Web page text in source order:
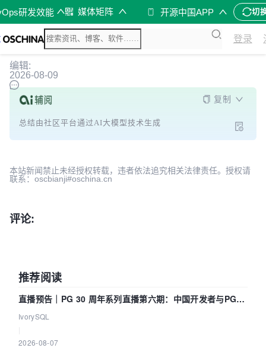
研发效能 媒体矩阵 开源中国APP 切
登录
编辑:
2026-08-09
复制
总结由社区平台通过AI大模型技术生成
本站新闻禁止未经授权转载，违者依法追究相关法律责任。授权请
联系：oscbianji#oschina.cn
评论:
推荐阅读
直播预告｜PG 30 周年系列直播第六期：中国开发者与PG内
核——我们改得动吗？我们贡献了什么？
IvorySQL
2026-08-07